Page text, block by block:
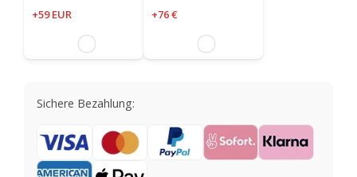
+59 EUR +76 €
Sichere Bezahlung: